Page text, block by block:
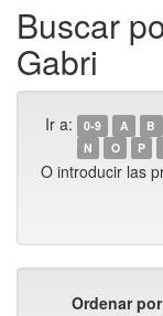
Buscar
Gabri
Ir a: 0-9 A B
N
O P
O introducir las
Ordenar